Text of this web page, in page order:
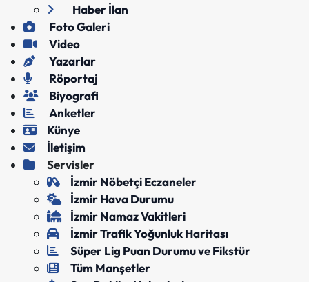
Haber İlan
Foto Galeri
Video
Yazarlar
Röportaj
Biyografi
Anketler
Künye
İletişim
Servisler
İzmir Nöbetçi Eczaneler
İzmir Hava Durumu
İzmir Namaz Vakitleri
İzmir Trafik Yoğunluk Haritası
Süper Lig Puan Durumu ve Fikstür
Tüm Manşetler